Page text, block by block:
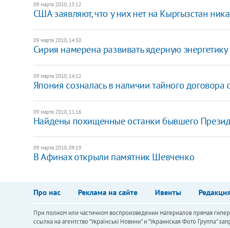
09 марта 2010, 15:12
США заявляют, что у них нет на Кыргызстан
09 марта 2010, 14:50
Сирия намерена развивать ядерную энергетику
09 марта 2010, 14:12
Япония созналась в наличии тайного
09 марта 2010, 11:16
Найдены похищенные останки бывшего
09 марта 2010, 09:19
В Афинах открыли памятник Шевченко
Про нас Реклама на сайте Ивенты
При полном или частичном воспроизведении материалов прямая
ссылка на агентство "Українськi Новини" и "Украинская Фото Группа"